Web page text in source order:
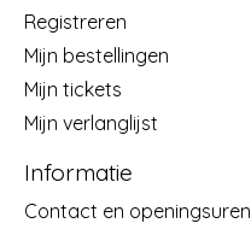
Registreren
Mijn bestellingen
Mijn tickets
Mijn verlanglijst
Informatie
Contact en openingsuren